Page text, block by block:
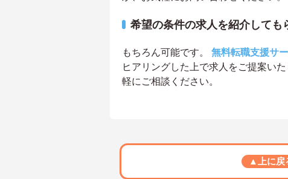
希望の条件の求人を紹介しても
もちろん可能です。 無料転職支援サ
ヒアリングした上で求人をご提案い
軽にご相談ください。
▲上に戻